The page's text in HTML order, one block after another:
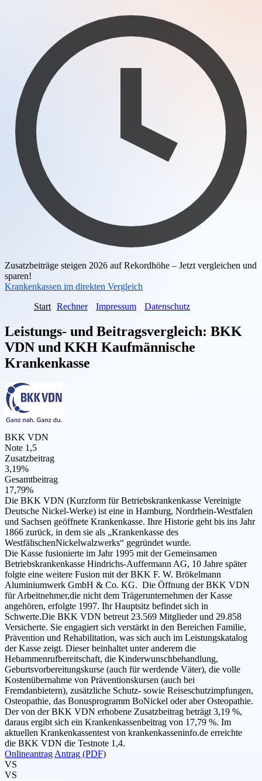
Zusatzbeiträge steigen 2026 auf Rekordhöhe – Jetzt vergleichen und
sparen!
Krankenkassen im direkten Vergleich
Start Rechner Impressum Datenschutz
Leistungs- und Beitragsvergleich: BKK
VDN und KKH Kaufmännische
Krankenkasse
BKK VDN
Note 1,5
Zusatzbeitrag
3,19%
Gesamtbeitrag
17,79%
Die BKK VDN (Kurzform für Betriebskrankenkasse Vereinigte
Deutsche Nickel-Werke) ist eine in Hamburg, Nordrhein-Westfalen
und Sachsen geöffnete Krankenkasse. Ihre Historie geht bis ins Jahr
1866 zurück, in dem sie als „Krankenkasse des
WestfälischenNickelwalzwerks“ gegründet wurde.
Die Kasse fusionierte im Jahr 1995 mit der Gemeinsamen
Betriebskrankenkasse Hindrichs-Auffermann AG, 10 Jahre später
folgte eine weitere Fusion mit der BKK F. W. Brökelmann
Aluminiumwerk GmbH & Co. KG. Die Öffnung der BKK VDN
für Arbeitnehmer,die nicht dem Trägerunternehmen der Kasse
angehören, erfolgte 1997. Ihr Hauptsitz befindet sich in
Schwerte.Die BKK VDN betreut 23.569 Mitglieder und 29.858
Versicherte. Sie engagiert sich verstärkt in den Bereichen Familie,
Prävention und Rehabilitation, was sich auch im Leistungskatalog
der Kasse zeigt. Dieser beinhaltet unter anderem die
Hebammenrufbereitschaft, die Kinderwunschbehandlung,
Geburtsvorbereitungskurse (auch für werdende Väter), die volle
Kostenübernahme von Präventionskursen (auch bei
Fremdanbietern), zusätzliche Schutz- sowie Reiseschutzimpfungen,
Osteopathie, das Bonusprogramm BoNickel oder aber Osteopathie.
Der von der BKK VDN erhobene Zusatzbeitrag beträgt 3,19 %,
daraus ergibt sich ein Krankenkassenbeitrag von 17,79 %. Im
aktuellen Krankenkassentest von krankenkasseninfo.de erreichte
die BKK VDN die Testnote 1,4.
Onlineantrag Antrag (PDF)
VS
VS